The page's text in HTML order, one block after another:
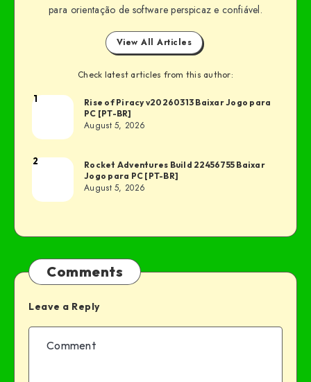
para orientação de software perspicaz e confiável.
View All Articles
Check latest articles from this author:
1
Rise of Piracy v20260313 Baixar Jogo para
PC [PT-BR]
August 5, 2026
2
Rocket Adventures Build 22456755 Baixar
Jogo para PC [PT-BR]
August 5, 2026
Comments
Leave a Reply